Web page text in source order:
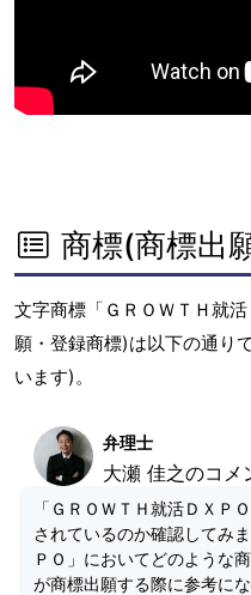
商標(商標出
文字商標「ＧＲＯＷＴＨ就
願・登録商標)は以下の通り
います)。
弁理士
大瀬 佳之のコメ
「ＧＲＯＷＴＨ就活ＤＸＰ
されているのか確認してみ
ＰＯ」においてどのような
が商標出願する際に参考にな